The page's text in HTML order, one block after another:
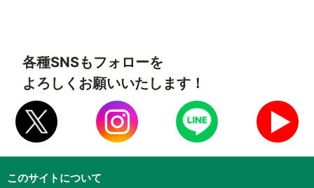
各種SNSもフォローを
よろしくお願いいたします！
このサイトについて